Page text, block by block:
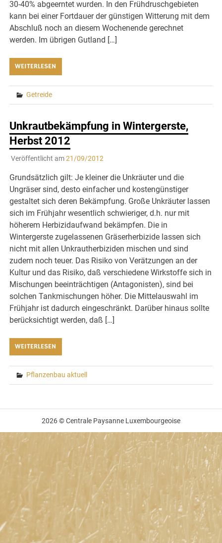
30-40% abgeerntet wurden. In den Frühdruschgebieten
kann bei einer Fortdauer der günstigen Witterung mit dem
Abschluß noch an diesem Wochenende gerechnet
werden. Im übrigen Gutland […]
WEITERLESEN
Getreide
Unkrautbekämpfung in Wintergerste,
Herbst 2012
Veröffentlicht am21/09/2012
Grundsätzlich gilt: Je kleiner die Unkräuter und die
Ungräser sind, desto einfacher und kostengünstiger
gestaltet sich deren Bekämpfung. Große Unkräuter lassen
sich im Frühjahr wesentlich schwieriger, d.h. nur mit
höherem Herbizidaufwand bekämpfen. Die in
Wintergerste zugelassenen Gräserherbizide lassen sich
nicht mit allen Unkrautherbiziden mischen und sind
zudem noch teuer. Das Risiko von Verätzungen an der
Kultur und das Risiko, daß verschiedene Wirkstoffe sich in
Mischungen beeinträchtigen (Antagonisten), sind bei
solchen Tankmischungen höher. Die Mittelauswahl im
Frühjahr ist dadurch eingeschränkt. Darüber hinaus sollte
berücksichtigt werden, daß […]
WEITERLESEN
Pflanzenbau aktuell
2026 © Centrale Paysanne Luxembourgeoise